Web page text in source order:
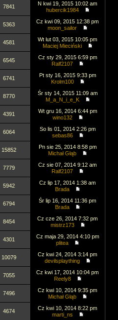
7841
N kwi 19, 2015 10:02 am
hubercik1984
5363
Cz kwi 09, 2015 12:38 pm
moon_sailor
4581
Wt lut 03, 2015 10:05 pm
Maciej Mieciński
6545
Cz sty 29, 2015 6:59 pm
Ralf2107
6741
Pt sty 16, 2015 9:33 pm
Krolm100
8770
Śr sty 14, 2015 11:09 am
M_a_N_i_e_K
4391
Wt gru 16, 2014 6:44 pm
wino132
6064
So lis 01, 2014 2:26 pm
sebas86
15852
Pn sie 25, 2014 8:58 pm
Michał Głąb
7779
Cz sie 07, 2014 9:12 am
Ralf2107
5942
Cz lip 17, 2014 1:38 am
Brada
6794
Śr lip 16, 2014 11:36 pm
Brada
8454
Cz cze 26, 2014 7:32 pm
mistrz173
4301
Cz maja 29, 2014 4:10 pm
plitea
10079
Cz kwi 24, 2014 3:14 pm
devilsplaything
7055
Cz kwi 17, 2014 10:04 pm
Reely8
7496
Cz kwi 10, 2014 9:35 pm
Michał Głąb
4674
Cz kwi 10, 2014 8:22 pm
marti_ns